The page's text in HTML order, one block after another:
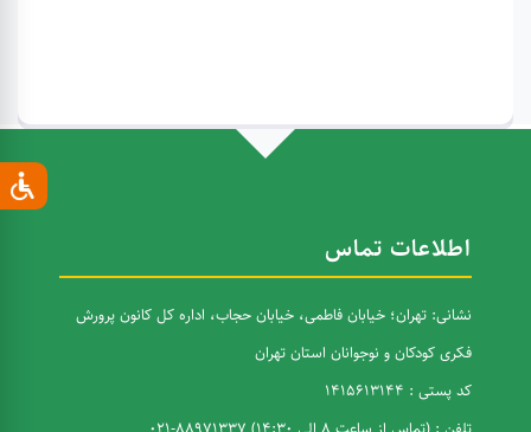
اطلاعات تماس
نشانی: تهران؛ خیابان فاطمی، خیابان حجاب، اداره کل کانون پرورش
فکری کودکان و نوجوانان استان تهران
کد پستی : 1415613144